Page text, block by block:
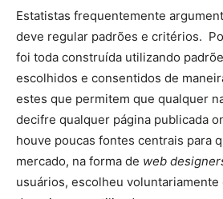
Estatistas frequentemente
deve regular padrões e critérios.
foi toda construída utilizando
escolhidos e consentidos de
estes que permitem que qualquer
decifre qualquer página publicada
houve poucas fontes centrais para
mercado, na forma de web
usuários, escolheu voluntariamente